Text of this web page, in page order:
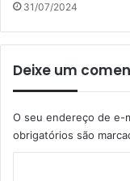
31/07/2024
Deixe um
O seu endereço de e-
obrigatórios são